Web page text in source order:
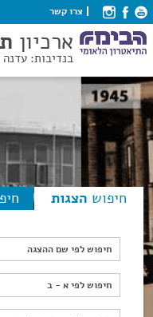
צרו קשר
ארכיון
בנדיבות: עדנה
חיפוש הצגות
חיפוש לפי שם ההצגה
חיפוש לפי א - ב
חיפוש לפי א - ב